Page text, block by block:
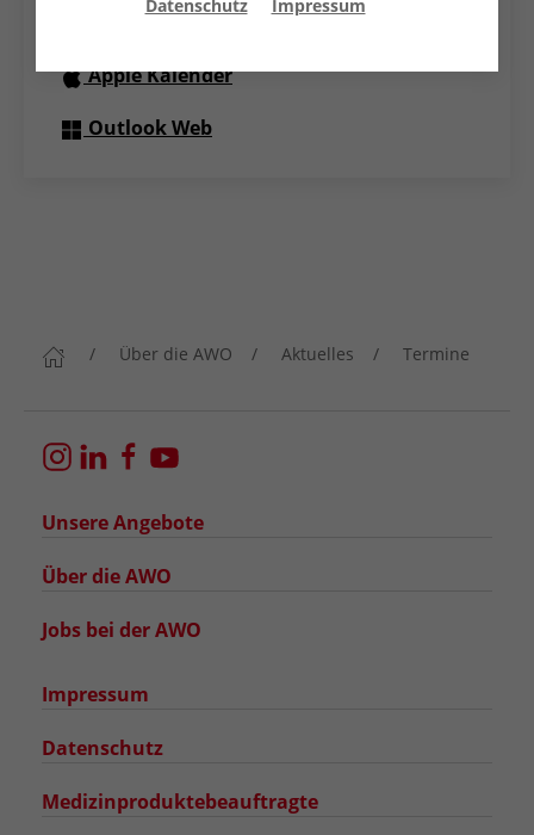
Google Kalender
Apple Kalender
Outlook Web
Über die AWO Aktuelles Termine
Unsere Angebote
Über die AWO
Jobs bei der AWO
Impressum
Datenschutz
Medizinproduktebeauftragte
Datenschutz
Impressum